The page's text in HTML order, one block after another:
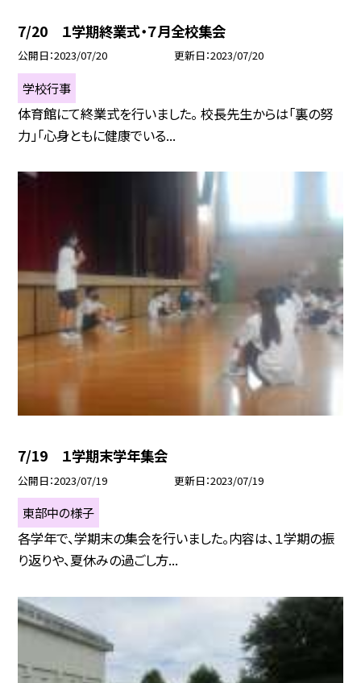
7/20 １学期終業式・７月全校集会
公開日 2023/07/20 更新日 2023/07/20
学校行事
体育館にて終業式を行いました。 校長先生からは「裏の努
力」「心身ともに健康でいる...
7/19 １学期末学年集会
公開日 2023/07/19 更新日 2023/07/19
東部中の様子
各学年で、学期末の集会を行いました。内容は、１学期の振
り返りや、夏休みの過ごし方...